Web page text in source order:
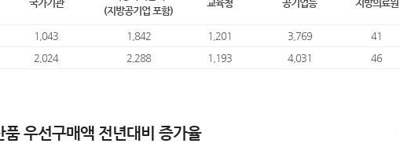
국가기관
(지방공기업 포함)
교육청 공기업등 지방의료원
1,043 1,842 1,201 3,769 41
2,024 2,288 1,193 4,031 46
품 우선구매액 전년대비 증가율